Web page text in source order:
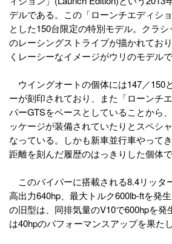
デルである。この「ローンチエディシ
とした150台限定の特別モデル。クラ
のレーシングストライプが描かれてお
くレーシーなイメージがウリのモデルで
ウイングオートの個体には147／150
ーが刻印されており、また「ローンチ
パーGTSをベースとしていることから
ッケージが装備されていたりとスペシ
なっている。しかも新車並行車やって
距離を刻んだ履歴のはっきりした個体で
このバイパーに搭載される8.4リッタ
高出力640hp、最大トルク600lb-ftを発
の旧型は、同排気量のV10で600hpを発
は40hpのパフォーマンスアップを果たし